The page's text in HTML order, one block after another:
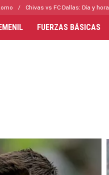
Chivas vs FC Dallas: Día y hora
FUERZAS BÁSICAS